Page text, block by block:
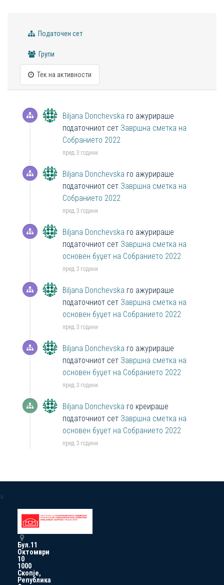
Податочен сет
Групи
Тек на активности
Biljana Donchevska го ажурираше
податочниот сет Завршна сметка на
Собранието 2022
пред 3 години
Biljana Donchevska го ажурираше
податочниот сет Завршна сметка на
Собранието 2022
пред 3 години
Biljana Donchevska го ажурираше
податочниот сет Завршна сметка на
основен буџет на Собранието 2022
пред 3 години
Biljana Donchevska го ажурираше
податочниот сет Завршна сметка на
основен буџет на Собранието 2022
пред 3 години
Biljana Donchevska го ажурираше
податочниот сет Завршна сметка на
основен буџет на Собранието 2022
пред 3 години
Biljana Donchevska го креираше
податочниот сет Завршна сметка на
основен буџет на Собранието 2022
пред 3 години
a
Бул.11
Октомври
10
1000
Скопје,
Република